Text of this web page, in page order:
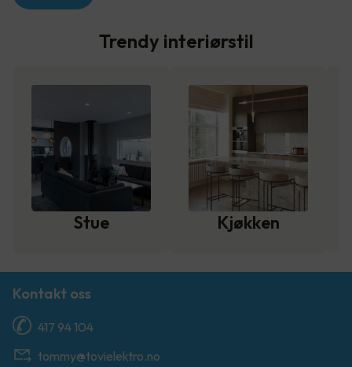
Trendy interiørstil
Stue Kjøkken
Kontakt oss
417 94 104
tommy@tovielektro.no